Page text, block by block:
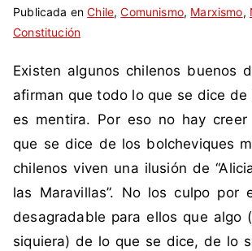
Publicada enChile,Comunismo, Marxismo,
Constitución
t
i
u
e
t
d
a
c
o
m
i
n
o
m
e
t
a
r
i
o
Existen algunos chilenos buenos
afirman que todo lo que se dice de
es mentira. Por eso no hay
que se dice de los bolcheviques
chilenos viven una ilusión de
las Maravillas”. No los culpo por
desagradable para ellos que algo
siquiera) de lo que se dice, de lo